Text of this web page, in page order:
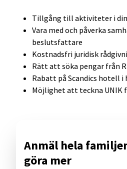
Anmäl hela
göra mer
Tillgång till aktiviteter i
Vara med och påverka
beslutsfattare
Kostnadsfri juridisk
Rätt att söka pengar från
Rabatt på Scandics hotell i
Möjlighet att teckna UNIK